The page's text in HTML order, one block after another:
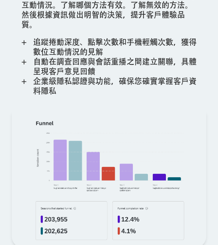
互動情況。了解哪個方法有效。了解無效的方法。
然後根據資訊做出明智的決策，提升客戶體驗品
質。
追蹤捲動深度、點擊次數和手機輕觸次數，獲得
數位互動情況的見解
自動在調查回應與會話重播之間建立關聯，具體
呈現客戶意見回饋
企業級隱私認證與功能，確保您確實掌握客戶資
料隱私